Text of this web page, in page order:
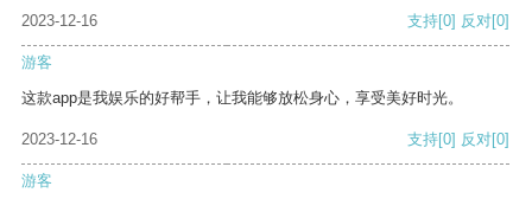
2023-12-16
支持[0] 反对[0]
游客
这款app是我娱乐的好帮手，让我能够放松身心，享受美好时光。
2023-12-16 支持[0] 反对[0]
游客